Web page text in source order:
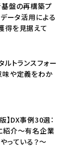
盤の再構築プ
ータ活用による
得を見据えて
ルトランスフォー
味や定義をわか
】DX事例30選：
紹介～有名企業
っている？～